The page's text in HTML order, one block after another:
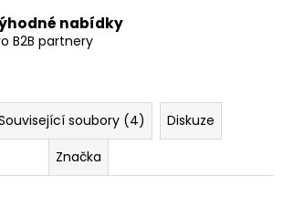
nabídky
B2B partnery
soubory (4)
Diskuze
Značka